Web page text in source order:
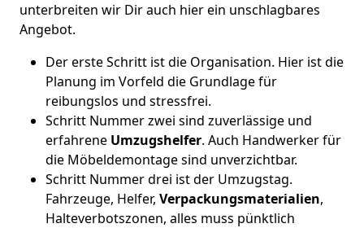
unterbreiten wir Dir auch hier ein unschlagbares
Angebot.
Der erste Schritt ist die Organisation. Hier ist die
Planung im Vorfeld die Grundlage für
reibungslos und stressfrei.
Schritt Nummer zwei sind zuverlässige und
erfahrene Umzugshelfer. Auch Handwerker für
die Möbeldemontage sind unverzichtbar.
Schritt Nummer drei ist der Umzugstag.
Fahrzeuge, Helfer, Verpackungsmaterialien,
Halteverbotszonen, alles muss pünktlich